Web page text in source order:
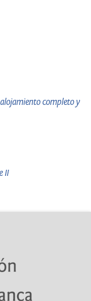
alojamiento completo y
II